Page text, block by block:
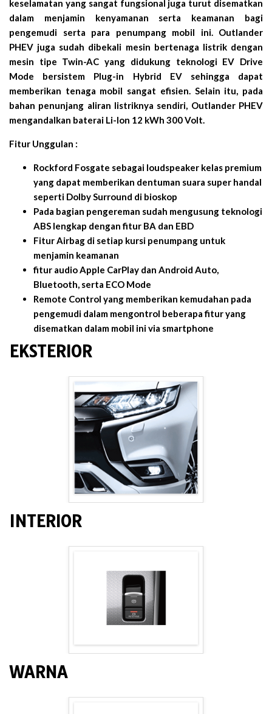
keselamatan yang sangat fungsional juga turut disematkan
dalam menjamin kenyamanan serta keamanan bagi
pengemudi serta para penumpang mobil ini. Outlander
PHEV juga sudah dibekali mesin bertenaga listrik dengan
mesin tipe Twin-AC yang didukung teknologi EV Drive
Mode bersistem Plug-in Hybrid EV sehingga dapat
memberikan tenaga mobil sangat efisien. Selain itu, pada
bahan penunjang aliran listriknya sendiri, Outlander PHEV
mengandalkan baterai Li-Ion 12 kWh 300 Volt.
Fitur Unggulan :
Rockford Fosgate sebagai loudspeaker kelas premium
yang dapat memberikan dentuman suara super handal
seperti Dolby Surround di bioskop
Pada bagian pengereman sudah mengusung teknologi
ABS lengkap dengan fitur BA dan EBD
Fitur Airbag di setiap kursi penumpang untuk
menjamin keamanan
fitur audio Apple CarPlay dan Android Auto,
Bluetooth, serta ECO Mode
Remote Control yang memberikan kemudahan pada
pengemudi dalam mengontrol beberapa fitur yang
disematkan dalam mobil ini via smartphone
EKSTERIOR
INTERIOR
WARNA